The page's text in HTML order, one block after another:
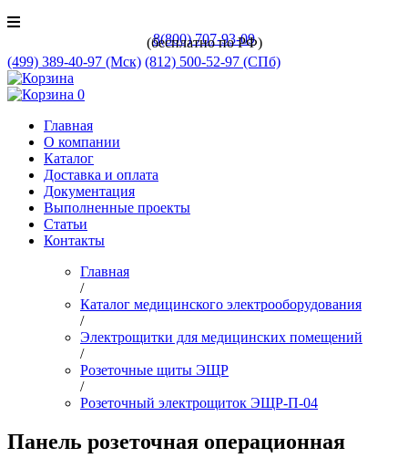
8(800) 707-93-09
(бесплатно по РФ)
(499) 389-40-97 (Мск) (812) 500-52-97 (СПб)
0
Главная
О компании
Каталог
Доставка и оплата
Документация
Выполненные проекты
Статьи
Контакты
Главная
/
Каталог медицинского электрооборудования
/
Электрощитки для медицинских помещений
/
Розеточные щиты ЭЩР
/
Розеточный электрощиток ЭЩР-П-04
Панель розеточная операционная